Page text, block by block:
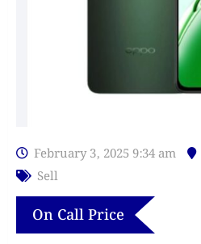
February 3, 2025 9:34 am
Sell
On Call Price